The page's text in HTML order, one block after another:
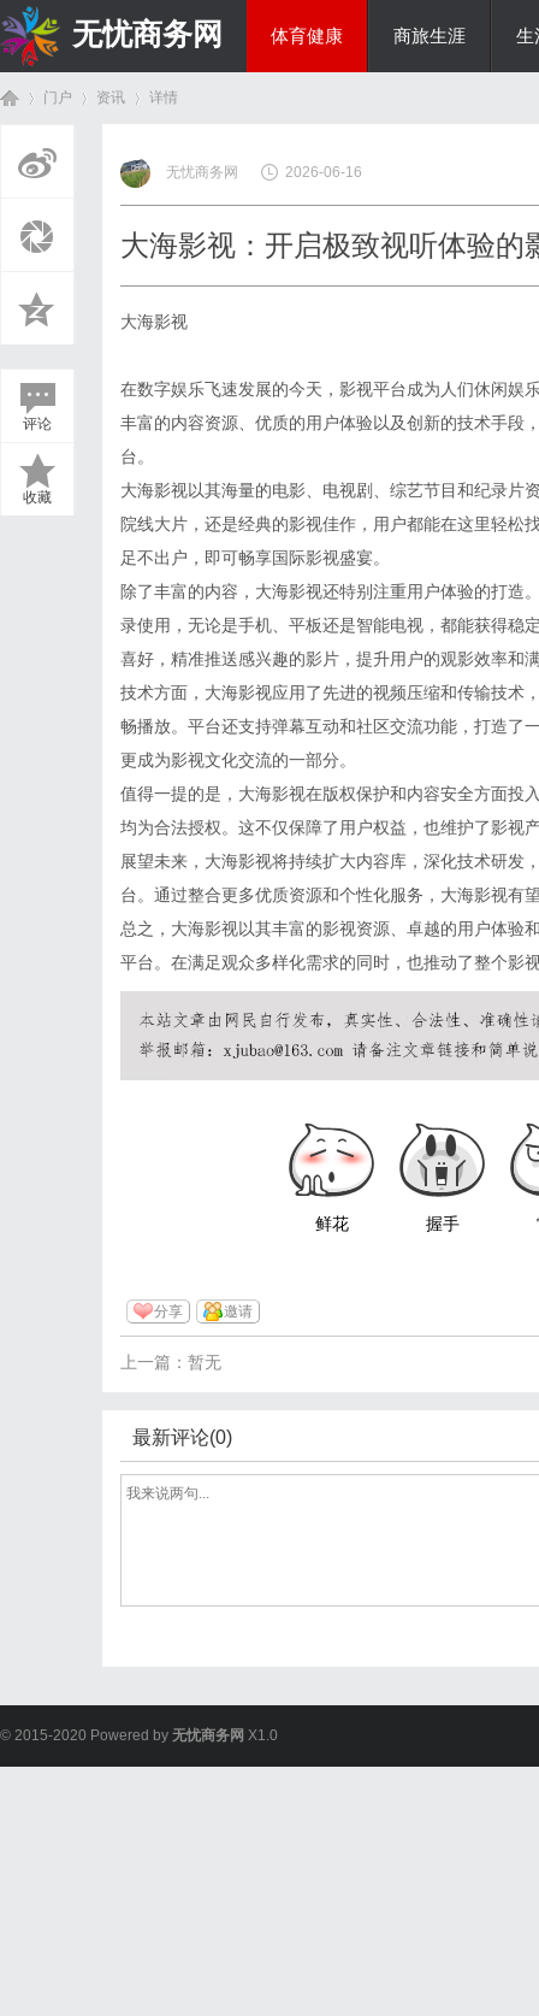
无忧商务网 体育健康 商旅生涯 生
门户 资讯
›
详情
评论
收藏
无忧商务网 2026-06-16
大海影视：开启极致视听体验的
大海影视
在数字娱乐飞速发展的今天，影视平台成为人们休闲娱
丰富的内容资源、优质的用户体验以及创新的技术手段
台。
大海影视以其海量的电影、电视剧、综艺节目和纪录片
院线大片，还是经典的影视佳作，用户都能在这里轻松
足不出户，即可畅享国际影视盛宴。
除了丰富的内容，大海影视还特别注重用户体验的打造
录使用，无论是手机、平板还是智能电视，都能获得稳
喜好，精准推送感兴趣的影片，提升用户的观影效率和
技术方面，大海影视应用了先进的视频压缩和传输技术
畅播放。平台还支持弹幕互动和社区交流功能，打造了
更成为影视文化交流的一部分。
值得一提的是，大海影视在版权保护和内容安全方面投
均为合法授权。这不仅保障了用户权益，也维护了影视
展望未来，大海影视将持续扩大内容库，深化技术研发
台。通过整合更多优质资源和个性化服务，大海影视有
总之，大海影视以其丰富的影视资源、卓越的用户体验
平台。在满足观众多样化需求的同时，也推动了整个影
鲜花 握手
分享 邀请
上一篇：暂无
最新评论(0)
© 2015-2020 Powered by 无忧商务网 X1.0